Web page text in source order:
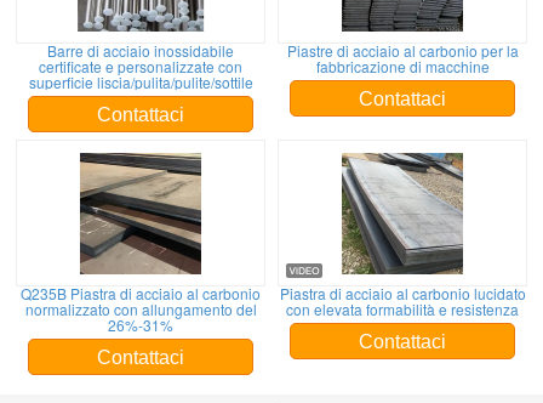
Barre di acciaio inossidabile
certificate e personalizzate con
superficie liscia/pulita/pulite/sottile
Contattaci
Piastre di acciaio al carbonio per la
fabbricazione di macchine
Contattaci
Q235B Piastra di acciaio al carbonio
normalizzato con allungamento del
26%-31%
Contattaci
Piastra di acciaio al carbonio lucidato
con elevata formabilità e resistenza
Contattaci